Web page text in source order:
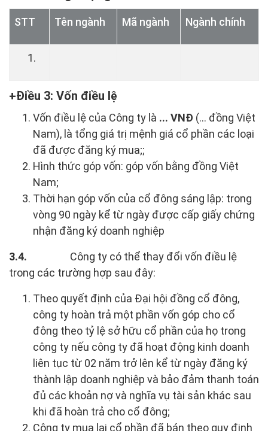
STT Tên ngành Mã ngành Ngành chính
Điều 3: Vốn điều lệ
Vốn điều lệ của Công ty là ... VNĐ (... đồng Việt
Nam), là tổng giá trị mệnh giá cổ phần các loại
đã được đăng ký mua;;
Hình thức góp vốn: góp vốn bằng đồng Việt
Nam;
Thời hạn góp vốn của cổ đông sáng lập: trong
vòng 90 ngày kể từ ngày được cấp giấy chứng
nhận đăng ký doanh nghiệp
3.4. Công ty có thể thay đổi vốn điều lệ
trong các trường hợp sau đây:
Theo quyết định của Đại hội đồng cổ đông,
công ty hoàn trả một phần vốn góp cho cổ
đông theo tỷ lệ sở hữu cổ phần của họ trong
công ty nếu công ty đã hoạt động kinh doanh
liên tục từ 02 năm trở lên kể từ ngày đăng ký
thành lập doanh nghiệp và bảo đảm thanh toán
đủ các khoản nợ và nghĩa vụ tài sản khác sau
khi đã hoàn trả cho cổ đông;
Công ty mua lại cổ phần đã bán theo quy định